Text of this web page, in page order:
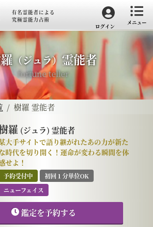
メニュー
有名霊能者による
究極霊能力占術
ログイン
（ジュラ） 霊能者
fortune teller
樹羅 霊能者
羅 (ジュラ) 霊能者
大手サイトで語り継がれたあの力が新た
時代を切り開く！運命が変わる瞬間を体
せよ！
予約受付中
初回１分単位OK
ニューフェイス
鑑定を予約する